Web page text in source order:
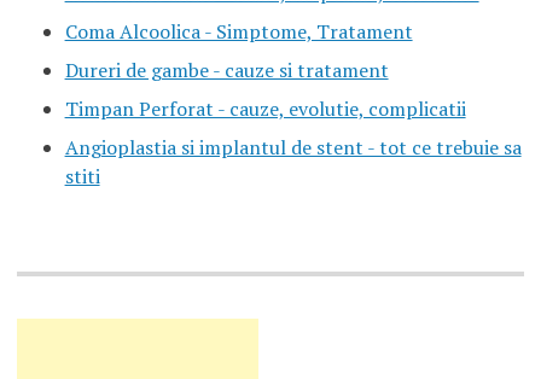
Coma Alcoolica - Simptome, Tratament
Dureri de gambe - cauze si tratament
Timpan Perforat - cauze, evolutie, complicatii
Angioplastia si implantul de stent - tot ce trebuie sa
stiti